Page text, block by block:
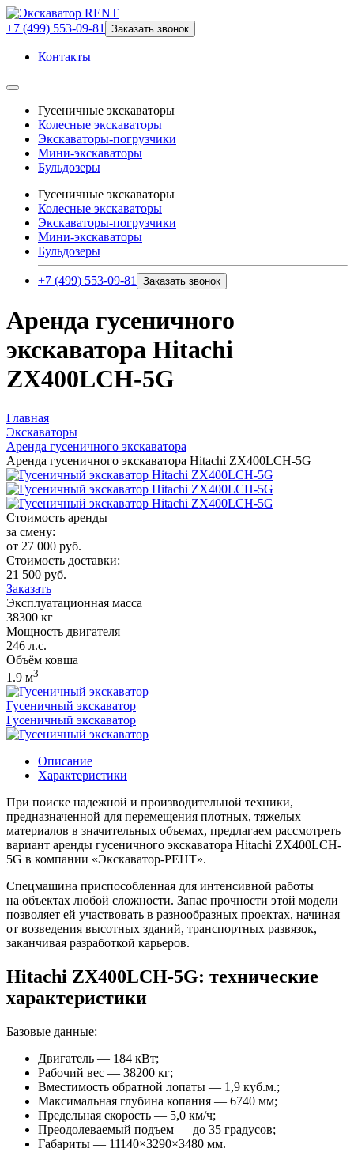
+7 (499) 553-09-81 Заказать звонок
Контакты
Гусеничные экскаваторы
Колесные экскаваторы
Экскаваторы-погрузчики
Мини-экскаваторы
Бульдозеры
Гусеничные экскаваторы
Колесные экскаваторы
Экскаваторы-погрузчики
Мини-экскаваторы
Бульдозеры
+7 (499) 553-09-81 Заказать звонок
Аренда гусеничного
экскаватора Hitachi
ZX400LCH-5G
Главная
Экскаваторы
Аренда гусеничного экскаватора
Аренда гусеничного экскаватора Hitachi ZX400LCH-5G
Стоимость аренды
за смену:
от 27 000 руб.
Стоимость доставки:
21 500 руб.
Заказать
Эксплуатационная масса
38300 кг
Мощность двигателя
246 л.с.
Объём ковша
1.9 м3
Гусеничный экскаватор
Гусеничный экскаватор
Описание
Характеристики
При поиске надежной и производительной техники,
предназначенной для перемещения плотных, тяжелых
материалов в значительных объемах, предлагаем рассмотреть
вариант аренды гусеничного экскаватора Hitachi ZX400LCH-
5G в компании «Экскаватор-РЕНТ».
Спецмашина приспособленная для интенсивной работы
на объектах любой сложности. Запас прочности этой модели
позволяет ей участвовать в разнообразных проектах, начиная
от возведения высотных зданий, транспортных развязок,
заканчивая разработкой карьеров.
Hitachi ZX400LCH-5G: технические
характеристики
Базовые данные:
Двигатель — 184 кВт;
Рабочий вес — 38200 кг;
Вместимость обратной лопаты — 1,9 куб.м.;
Максимальная глубина копания — 6740 мм;
Предельная скорость — 5,0 км/ч;
Преодолеваемый подъем — до 35 градусов;
Габариты — 11140×3290×3480 мм.